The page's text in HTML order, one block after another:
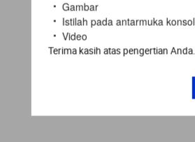
Gambar
Istilah pada antarmuka konsol
Video
Terima kasih atas pengertian Anda.